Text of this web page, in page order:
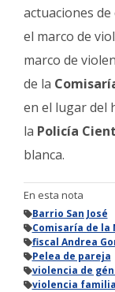
actuaciones
el marco de
marco de
de la
en el lugar del
la Policía
blanca.
En esta nota
Barrio San José
Comisaría de la
fiscal Andrea
Pelea de pareja
violencia de
violencia